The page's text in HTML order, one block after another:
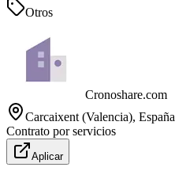
Otros
Cronoshare.com
Carcaixent (Valencia), España
Contrato por servicios
Aplicar